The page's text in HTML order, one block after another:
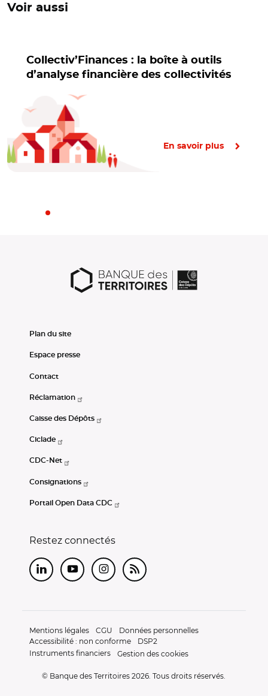
Voir aussi
Collectiv’Finances : la boîte à outils
d’analyse financière des collectivités
En savoir plus
Plan du site
Espace presse
Contact
Réclamation
Caisse des Dépôts
Ciclade
CDC-Net
Consignations
Portail Open Data CDC
Restez connectés
LinkedInYoutubeInstagram
RSS
Mentions légales CGU
Données personnelles
Accessibilité : non conforme
DSP2
Instruments financiers
Gestion des cookies
© Banque des Territoires 2026. Tous droits réservés.